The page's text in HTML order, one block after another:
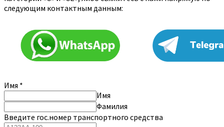
следующим контактным данным:
Имя *
Имя
Фамилия
Введите гос.номер транспортного средства